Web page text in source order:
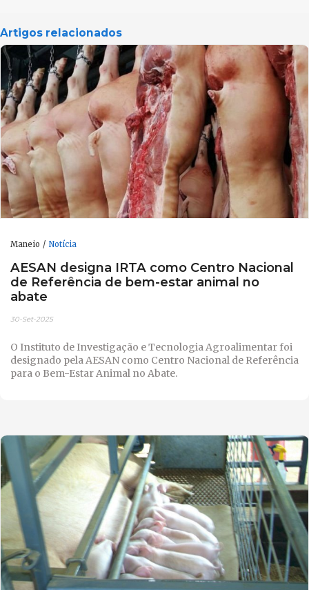
Artigos relacionados
Maneio Notícia
AESAN designa IRTA como Centro Nacional
de Referência de bem-estar animal no
abate
30-Set-2025
O Instituto de Investigação e Tecnologia Agroalimentar foi
designado pela AESAN como Centro Nacional de Referência
para o Bem-Estar Animal no Abate.